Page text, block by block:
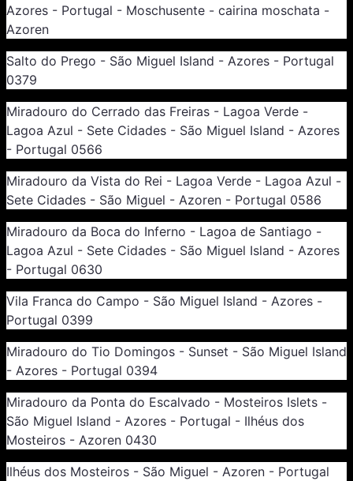
Azores - Portugal - Moschusente - cairina moschata -
Azoren
Salto do Prego - São Miguel Island - Azores - Portugal
0379
Miradouro do Cerrado das Freiras - Lagoa Verde -
Lagoa Azul - Sete Cidades - São Miguel Island - Azores
- Portugal 0566
Miradouro da Vista do Rei - Lagoa Verde - Lagoa Azul -
Sete Cidades - São Miguel - Azoren - Portugal 0586
Miradouro da Boca do Inferno - Lagoa de Santiago -
Lagoa Azul - Sete Cidades - São Miguel Island - Azores
- Portugal 0630
Vila Franca do Campo - São Miguel Island - Azores -
Portugal 0399
Miradouro do Tio Domingos - Sunset - São Miguel Island
- Azores - Portugal 0394
Miradouro da Ponta do Escalvado - Mosteiros Islets -
São Miguel Island - Azores - Portugal - Ilhéus dos
Mosteiros - Azoren 0430
Ilhéus dos Mosteiros - São Miguel - Azoren - Portugal